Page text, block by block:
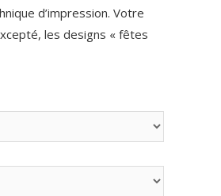
d’impression. Votre
les designs « fêtes